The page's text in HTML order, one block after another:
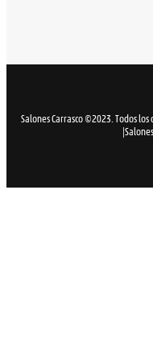
Salones Carrasco ©2023. Todos